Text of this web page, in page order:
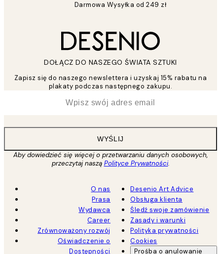
Darmowa Wysyłka od 249 zł
DOŁĄCZ DO NASZEGO ŚWIATA SZTUKI
Zapisz się do naszego newslettera i uzyskaj 15% rabatu na
plakaty podczas następnego zakupu.
WYŚLIJ
Aby dowiedzieć się więcej o przetwarzaniu danych osobowych,
przeczytaj naszą Polityce Prywatności.
O nas
Prasa
Wydawca
Career
Zrównoważony rozwój
Oświadczenie o
Dostępności
Desenio Art Advice
Obsługa klienta
Śledź swoje zamówienie
Zasady i warunki
Polityka prywatności
Cookies
Prośba o anulowanie